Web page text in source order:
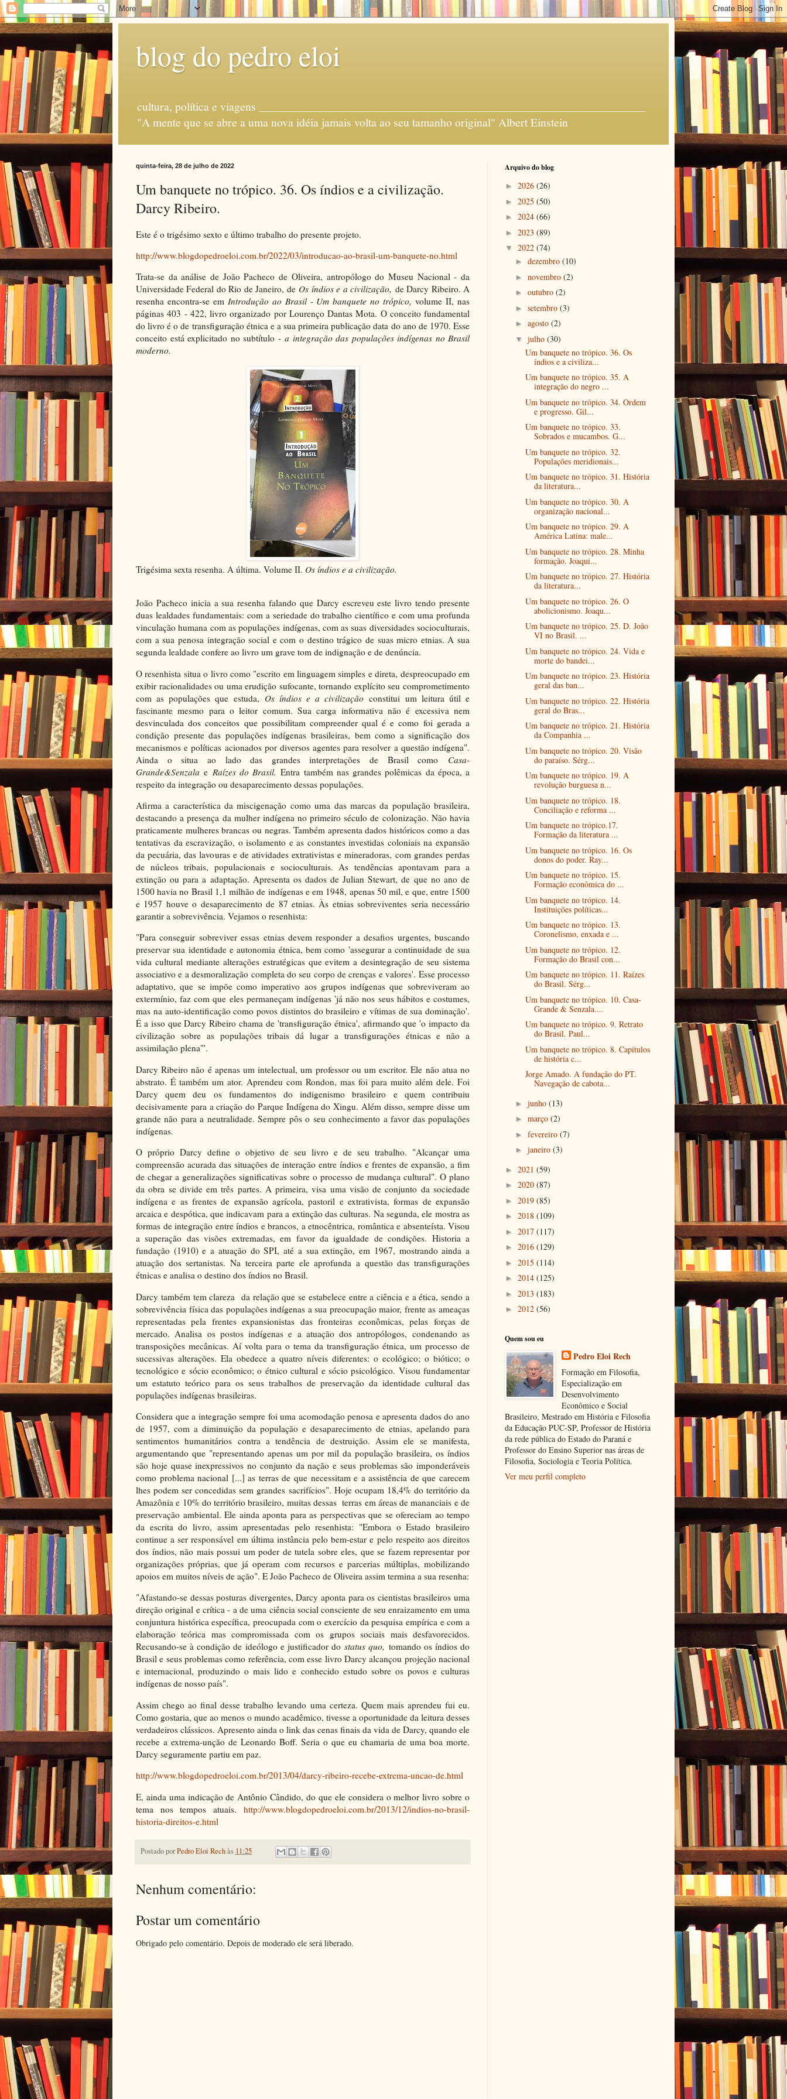
blog do pedro eloi
cultura, política e viagens __________________________________________________________________
"A mente que se abre a uma nova idéia jamais volta ao seu tamanho original" Albert Einstein
quinta-feira, 28 de julho de 2022
Um banquete no trópico. 36. Os índios e a civilização.
Darcy Ribeiro.
Este é o trigésimo sexto e último trabalho do presente projeto.
http://www.blogdopedroeloi.com.br/2022/03/introducao-ao-brasil-um-banquete-no.html
Trata-se da análise de João Pacheco de Oliveira, antropólogo do Museu Nacional - da
Universidade Federal do Rio de Janeiro, de Os índios e a civilização, de Darcy Ribeiro. A
resenha encontra-se emIntrodução ao Brasil - Um banquete no trópico,volume II, nas
páginas 403 - 422, livro organizado por Lourenço Dantas Mota. O conceito fundamental
do livro é o de transfiguração étnica e a sua primeira publicação data do ano de 1970. Esse
conceito está explicitado no subtítulo - a integração das populações indígenas no Brasil
moderno.
Trigésima sexta resenha. A última. Volume II. Os índios e a civilização.
João Pacheco inicia a sua resenha falando que Darcy escreveu este livro tendo presente
duas lealdades fundamentais: com a seriedade do trabalho científico e com uma profunda
vinculação humana com as populações indígenas, com as suas diversidades socioculturais,
com a sua penosa integração social e com o destino trágico de suas micro etnias. A sua
segunda lealdade confere ao livro um grave tom de indignação e de denúncia.
O resenhista situa o livro como "escrito em linguagem simples e direta, despreocupado em
exibir racionalidades ou uma erudição sufocante, tornando explícito seu comprometimento
com as populações que estuda, Os índios e a civilizaçãoconstitui um leitura útil e
fascinante mesmo para o leitor comum. Sua carga informativa não é excessiva nem
desvinculada dos conceitos que possibilitam compreender qual é e como foi gerada a
condição presente das populações indígenas brasileiras, bem como a significação dos
mecanismos e políticas acionados por diversos agentes para resolver a questão indígena".
Ainda o situa ao lado das grandes interpretações de Brasil como Casa-
Grande&Senzalae Raízes do Brasil.Entra também nas grandes polêmicas da época, a
respeito da integração ou desaparecimento dessas populações.
Afirma a característica da miscigenação como uma das marcas da população brasileira,
destacando a presença da mulher indígena no primeiro século de colonização. Não havia
praticamente mulheres brancas ou negras. Também apresenta dados históricos como a das
tentativas da escravização, o isolamento e as constantes investidas coloniais na expansão
da pecuária, das lavouras e de atividades extrativistas e mineradoras, com grandes perdas
de núcleos tribais, populacionais e socioculturais. As tendências apontavam para a
extinção ou para a adaptação. Apresenta os dados de Julian Stewart, de que no ano de
1500 havia no Brasil 1,1 milhão de indígenas e em 1948, apenas 50 mil, e que, entre 1500
e 1957 houve o desaparecimento de 87 etnias. Às etnias sobreviventes seria necessário
garantir a sobrevivência. Vejamos o resenhista:
"Para conseguir sobreviver essas etnias devem responder a desafios urgentes, buscando
preservar sua identidade e autonomia étnica, bem como 'assegurar a continuidade de sua
vida cultural mediante alterações estratégicas que evitem a desintegração de seu sistema
associativo e a desmoralização completa do seu corpo de crenças e valores'. Esse processo
adaptativo, que se impõe como imperativo aos grupos indígenas que sobreviveram ao
extermínio, faz com que eles permaneçam indígenas 'já não nos seus hábitos e costumes,
mas na auto-identificação como povos distintos do brasileiro e vítimas de sua dominação'.
É a isso que Darcy Ribeiro chama de 'transfiguração étnica', afirmando que 'o impacto da
civilização sobre as populações tribais dá lugar a transfigurações étnicas e não a
assimilação plena"'.
Darcy Ribeiro não é apenas um intelectual, um professor ou um escritor. Ele não atua no
abstrato. É também um ator. Aprendeu com Rondon, mas foi para muito além dele. Foi
Darcy quem deu os fundamentos do indigenismo brasileiro e quem contribuiu
decisivamente para a criação do Parque Indígena do Xingu. Além disso, sempre disse um
grande não para a neutralidade. Sempre pôs o seu conhecimento a favor das populações
indígenas.
O próprio Darcy define o objetivo de seu livro e de seu trabalho. "Alcançar uma
compreensão acurada das situações de interação entre índios e frentes de expansão, a fim
de chegar a generalizações significativas sobre o processo de mudança cultural". O plano
da obra se divide em três partes. A primeira, visa uma visão de conjunto da sociedade
indígena e as frentes de expansão agrícola, pastoril e extrativista, formas de expansão
arcaica e despótica, que indicavam para a extinção das culturas. Na segunda, ele mostra as
formas de integração entre índios e brancos, a etnocêntrica, romântica e absenteísta. Visou
a superação das visões extremadas, em favor da igualdade de condições. Historia a
fundação (1910) e a atuação do SPI, até a sua extinção, em 1967, mostrando ainda a
atuação dos sertanistas. Na terceira parte ele aprofunda a questão das transfigurações
étnicas e analisa o destino dos índios no Brasil.
Darcy também tem clareza da relação que se estabelece entre a ciência e a ética, sendo a
sobrevivência física das populações indígenas a sua preocupação maior, frente as ameaças
representadas pela frentes expansionistas das fronteiras econômicas, pelas forças de
mercado. Analisa os postos indígenas e a atuação dos antropólogos, condenando as
transposições mecânicas. Aí volta para o tema da transfiguração étnica, um processo de
sucessivas alterações. Ela obedece a quatro níveis diferentes: o ecológico; o biótico; o
tecnológico e sócio econômico; o étnico cultural e sócio psicológico. Visou fundamentar
um estatuto teórico para os seus trabalhos de preservação da identidade cultural das
populações indígenas brasileiras.
Considera que a integração sempre foi uma acomodação penosa e apresenta dados do ano
de 1957, com a diminuição da população e desaparecimento de etnias, apelando para
sentimentos humanitários contra a tendência de destruição. Assim ele se manifesta,
argumentando que "representando apenas um por mil da população brasileira, os índios
são hoje quase inexpressivos no conjunto da nação e seus problemas são imponderáveis
como problema nacional [...] as terras de que necessitam e a assistência de que carecem
lhes podem ser concedidas sem grandes sacrifícios". Hoje ocupam 18,4% do território da
Amazônia e 10% do território brasileiro, muitas dessas terras em áreas de mananciais e de
preservação ambiental. Ele ainda aponta para as perspectivas que se ofereciam ao tempo
da escrita do livro, assim apresentadas pelo resenhista: "Embora o Estado brasileiro
continue a ser responsável em última instância pelo bem-estar e pelo respeito aos direitos
dos índios, não mais possui um poder de tutela sobre eles, que se fazem representar por
organizações próprias, que já operam com recursos e parcerias múltiplas, mobilizando
apoios em muitos níveis de ação". E João Pacheco de Oliveira assim termina a sua resenha:
"Afastando-se dessas posturas divergentes, Darcy aponta para os cientistas brasileiros uma
direção original e crítica - a de uma ciência social consciente de seu enraizamento em uma
conjuntura histórica específica, preocupada com o exercício da pesquisa empírica e com a
elaboração teórica mas compromissada com os grupos sociais mais desfavorecidos.
Recusando-se à condição de ideólogo e justificador dostatus quo, tomando os índios do
Brasil e seus problemas como referência, com esse livro Darcy alcançou projeção nacional
e internacional, produzindo o mais lido e conhecido estudo sobre os povos e culturas
indígenas de nosso país".
Assim chego ao final desse trabalho levando uma certeza. Quem mais aprendeu fui eu.
Como gostaria, que ao menos o mundo acadêmico, tivesse a oportunidade da leitura desses
verdadeiros clássicos. Apresento ainda o link das cenas finais da vida de Darcy, quando ele
recebe a extrema-unção de Leonardo Boff. Seria o que eu chamaria de uma boa morte.
Darcy seguramente partiu em paz.
http://www.blogdopedroeloi.com.br/2013/04/darcy-ribeiro-recebe-extrema-uncao-de.html
E, ainda uma indicação de Antônio Cândido, do que ele considera o melhor livro sobre o
tema nos tempos atuais. http://www.blogdopedroeloi.com.br/2013/12/indios-no-brasil-
historia-direitos-e.html
Postado porPedro Eloi Rechàs 11:25
Nenhum comentário:
Postar um comentário
Obrigado pelo comentário. Depois de moderado ele será liberado.
Arquivo do blog
► 2026 (26)
► 2025 (50)
► 2024 (66)
► 2023 (89)
▼ 2022 (74)
► dezembro (10)
► novembro (2)
► outubro (2)
► setembro (3)
► agosto (2)
▼ julho (30)
Um banquete no trópico. 36. Os
índios e a civiliza...
Um banquete no trópico. 35. A
integração do negro ...
Um banquete no trópico. 34. Ordem
e progresso. Gil...
Um banquete no trópico. 33.
Sobrados e mucambos. G...
Um banquete no trópico. 32.
Populações meridionais...
Um banquete no trópico. 31. História
da literatura...
Um banquete no trópico. 30. A
organização nacional...
Um banquete no trópico. 29. A
América Latina: male...
Um banquete no trópico. 28. Minha
formação. Joaqui...
Um banquete no trópico. 27. História
da literatura...
Um banquete no trópico. 26. O
abolicionismo. Joaqu...
Um banquete no trópico. 25. D. João
VI no Brasil. ...
Um banquete no trópico. 24. Vida e
morte do bandei...
Um banquete no trópico. 23. História
geral das ban...
Um banquete no trópico. 22. História
geral do Bras...
Um banquete no trópico. 21. História
da Companhia ...
Um banquete no trópico. 20. Visão
do paraíso. Sérg...
Um banquete no trópico. 19. A
revolução burguesa n...
Um banquete no trópico. 18.
Conciliação e reforma ...
Um banquete no trópico.17.
Formação da literatura ...
Um banquete no trópico. 16. Os
donos do poder. Ray...
Um banquete no trópico. 15.
Formação econômica do ...
Um banquete no trópico. 14.
Instituições políticas...
Um banquete no trópico. 13.
Coronelismo, enxada e ...
Um banquete no trópico. 12.
Formação do Brasil con...
Um banquete no trópico. 11. Raízes
do Brasil. Sérg...
Um banquete no trópico. 10. Casa-
Grande & Senzala....
Um banquete no trópico. 9. Retrato
do Brasil. Paul...
Um banquete no trópico. 8. Capítulos
de história c...
Jorge Amado. A fundação do PT.
Navegação de cabota...
► junho (13)
► março (2)
► fevereiro (7)
► janeiro (3)
► 2021 (59)
► 2020 (87)
► 2019 (85)
► 2018 (109)
► 2017 (117)
► 2016 (129)
► 2015 (114)
► 2014 (125)
► 2013 (183)
► 2012 (56)
Quem sou eu
Pedro Eloi Rech
Formação em Filosofia,
Especialização em
Desenvolvimento
Econômico e Social
Brasileiro, Mestrado em História e Filosofia
da Educação PUC-SP, Professor de História
da rede pública do Estado do Paraná e
Professor do Ensino Superior nas áreas de
Filosofia, Sociologia e Teoria Política.
Ver meu perfil completo